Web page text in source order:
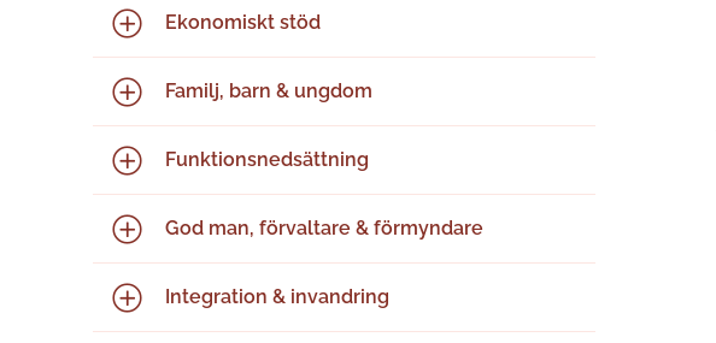
Ekonomiskt stöd
Familj, barn & ungdom
Funktions­nedsättning
God man, förvaltare & förmyndare
Integration & invandring